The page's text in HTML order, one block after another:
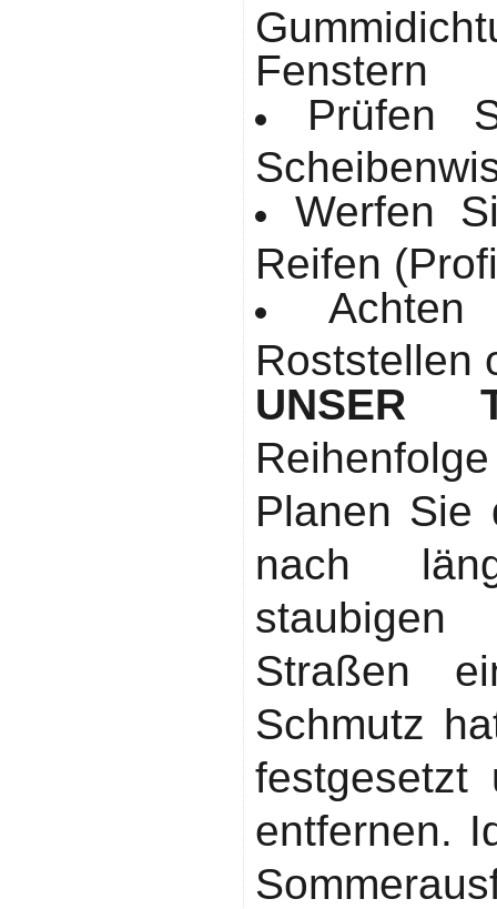
Fenstern
Prüfen
Werfen
Reifen
Roststellen
UNSER
Planen Sie
nach
Straßen
Schmutz
festgesetzt
entfernen.